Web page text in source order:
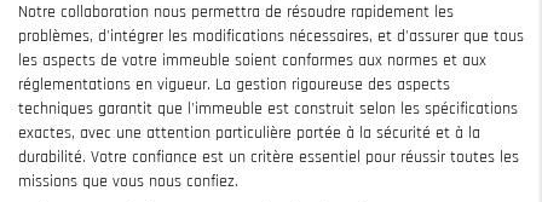
Notre collaboration nous permettra de résoudre rapidement les
problèmes, d'intégrer les modifications nécessaires, et d'assurer que tous
les aspects de votre immeuble soient conformes aux normes et aux
réglementations en vigueur. La gestion rigoureuse des aspects
techniques garantit que l'immeuble est construit selon les spécifications
exactes, avec une attention particulière portée à la sécurité et à la
durabilité. Votre confiance est un critère essentiel pour réussir toutes les
missions que vous nous confiez.